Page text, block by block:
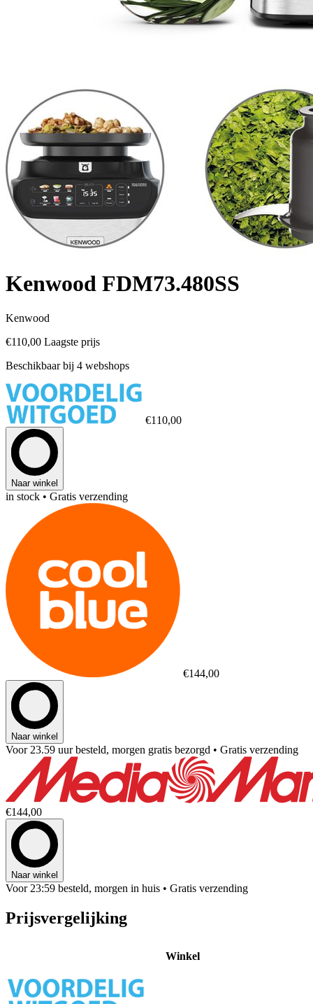
Kenwood FDM73.480SS
Kenwood
€110,00 Laagste prijs
Beschikbaar bij 4 webshops
€110,00
Naar winkel
in stock • Gratis verzending
€144,00
Naar winkel
Voor 23.59 uur besteld, morgen gratis bezorgd • Gratis verzending
€144,00
Naar winkel
Voor 23:59 besteld, morgen in huis • Gratis verzending
Prijsvergelijking
Winkel